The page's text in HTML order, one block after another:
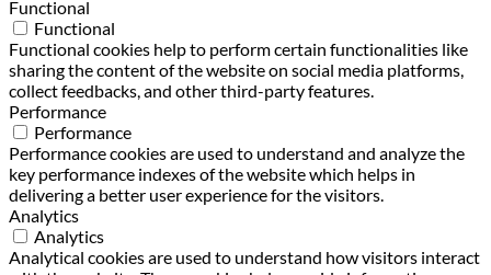
Functional
Functional
Functional cookies help to perform certain functionalities like
sharing the content of the website on social media platforms,
collect feedbacks, and other third-party features.
Performance
Performance
Performance cookies are used to understand and analyze the
key performance indexes of the website which helps in
delivering a better user experience for the visitors.
Analytics
Analytics
Analytical cookies are used to understand how visitors interact